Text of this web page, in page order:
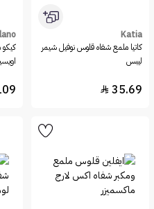
Katia
كاتيا ملمع شفاه قلوس نوفيل شيمر
ليبس
35.69

كيكو